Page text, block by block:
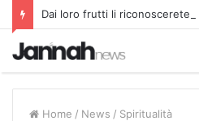
Dai loro frutti li riconoscerete
Home / News / Spiritualità